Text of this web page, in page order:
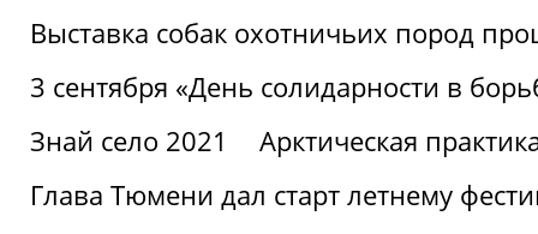
Выставка собак охотничьих пород
3 сентября «День солидарности в
Знай село 2021
Арктическая
Глава Тюмени дал старт летнему